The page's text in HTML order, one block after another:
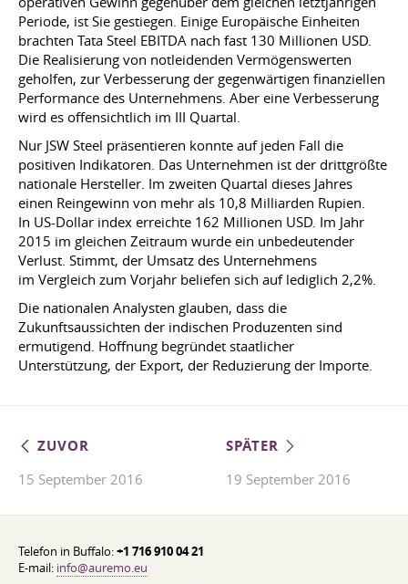
Periode, ist Sie gestiegen. Einige Europäische Einheiten
brachten Tata Steel EBITDA nach fast 130 Millionen USD.
Die Realisierung von notleidenden Vermögenswerten
geholfen, zur Verbesserung der gegenwärtigen finanziellen
Performance des Unternehmens. Aber eine Verbesserung
wird es offensichtlich im III Quartal.
Nur JSW Steel präsentieren konnte auf jeden Fall die
positiven Indikatoren. Das Unternehmen ist der drittgrößte
nationale Hersteller. Im zweiten Quartal dieses Jahres
einen Reingewinn von mehr als 10,8 Milliarden Rupien.
In US-Dollar index erreichte 162 Millionen USD. Im Jahr
2015 im gleichen Zeitraum wurde ein unbedeutender
Verlust. Stimmt, der Umsatz des Unternehmens
im Vergleich zum Vorjahr beliefen sich auf lediglich 2,2%.
Die nationalen Analysten glauben, dass die
Zukunftsaussichten der indischen Produzenten sind
ermutigend. Hoffnung begründet staatlicher
Unterstützung, der Export, der Reduzierung der Importe.
ZUVOR
15 September 2016
SPÄTER
19 September 2016
Telefon in Buffalo:+1 716 910 04 21
E-mail: info@auremo.eu